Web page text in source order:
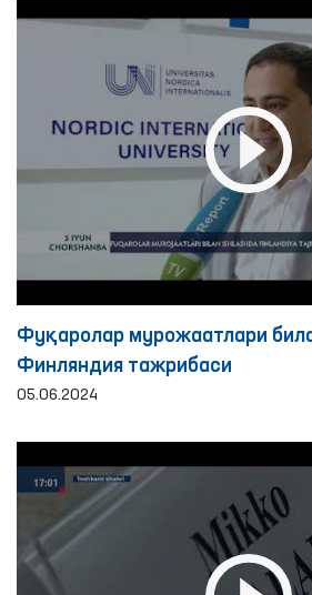
Фуқаролар мурожаатлари
Финляндия тажрибаси
05.06.2024